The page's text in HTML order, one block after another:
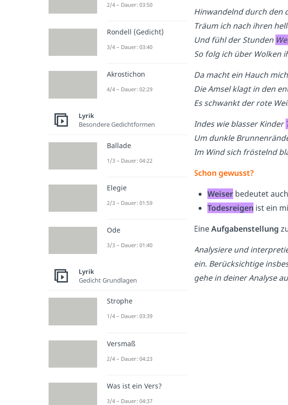
Hinwandelnd durch den
Träum ich nach ihren
Und fühl der Stunden
So folg ich über Wolken
Da macht ein Hauch
Die Amsel klagt in den
Es schwankt der rote
Indes wie blasser Kinder
Um dunkle
Im Wind sich fröstelnd
Schon gewusst?
Weiser bedeutet
Todesreigen ist ein
EineAufgabenstellung
Analysiere und
ein. Berücksichtige
gehe in deiner Analyse
2/4 – Dauer: 03:50
Rondell (Gedicht)
3/4 – Dauer: 03:40
Akrostichon
4/4 – Dauer: 02:29
Lyrik
Besondere Gedichtformen
Ballade
1/3 – Dauer: 04:22
Elegie
2/3 – Dauer: 01:59
Ode
3/3 – Dauer: 01:40
Lyrik
Gedicht Grundlagen
Strophe
1/4 – Dauer: 03:39
Versmaß
2/4 – Dauer: 04:23
Was ist ein Vers?
3/4 – Dauer: 04:37